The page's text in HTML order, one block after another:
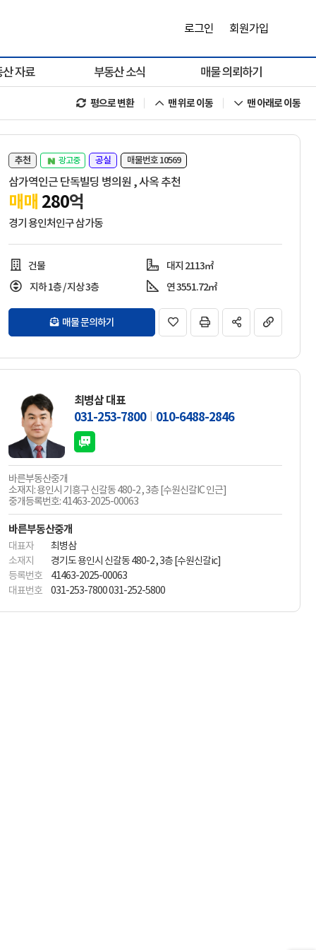
로그인 회원가입
자료 부동산 소식 매물 의뢰하기
평으로 변환 맨 위로 이동 맨 아래로 이동
추천 광고중 공실 매물번호 10569
삼가역인근 단독빌딩 병의원 , 사옥 추천
매매 280억
경기 용인처인구 삼가동
건물
대지 2113㎡
지하 1층 / 지상 3층
연 3551.72㎡
매물 문의하기
최병삼 대표
031-253-7800 010-6488-2846
바른부동산중개
소재지: 용인시 기흥구 신갈동 480-2 , 3층 [수원신갈IC 인근]
중개등록번호: 41463-2025-00063
바른부동산중개
대표자
최병삼
소재지
경기도 용인시 신갈동 480-2 , 3층 [수원신갈ic]
등록번호
41463-2025-00063
대표번호
031-253-7800 031-252-5800